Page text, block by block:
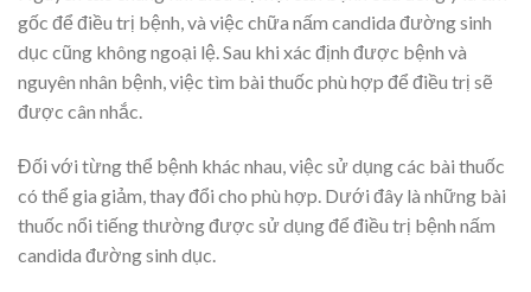
gốc để điều trị bệnh, và việc chữa nấm candida đường sinh
dục cũng không ngoại lệ. Sau khi xác định được bệnh và
nguyên nhân bệnh, việc tìm bài thuốc phù hợp để điều trị sẽ
được cân nhắc.
Đối với từng thể bệnh khác nhau, việc sử dụng các bài thuốc
có thể gia giảm, thay đổi cho phù hợp. Dưới đây là những bài
thuốc nổi tiếng thường được sử dụng để điều trị bệnh nấm
candida đường sinh dục.